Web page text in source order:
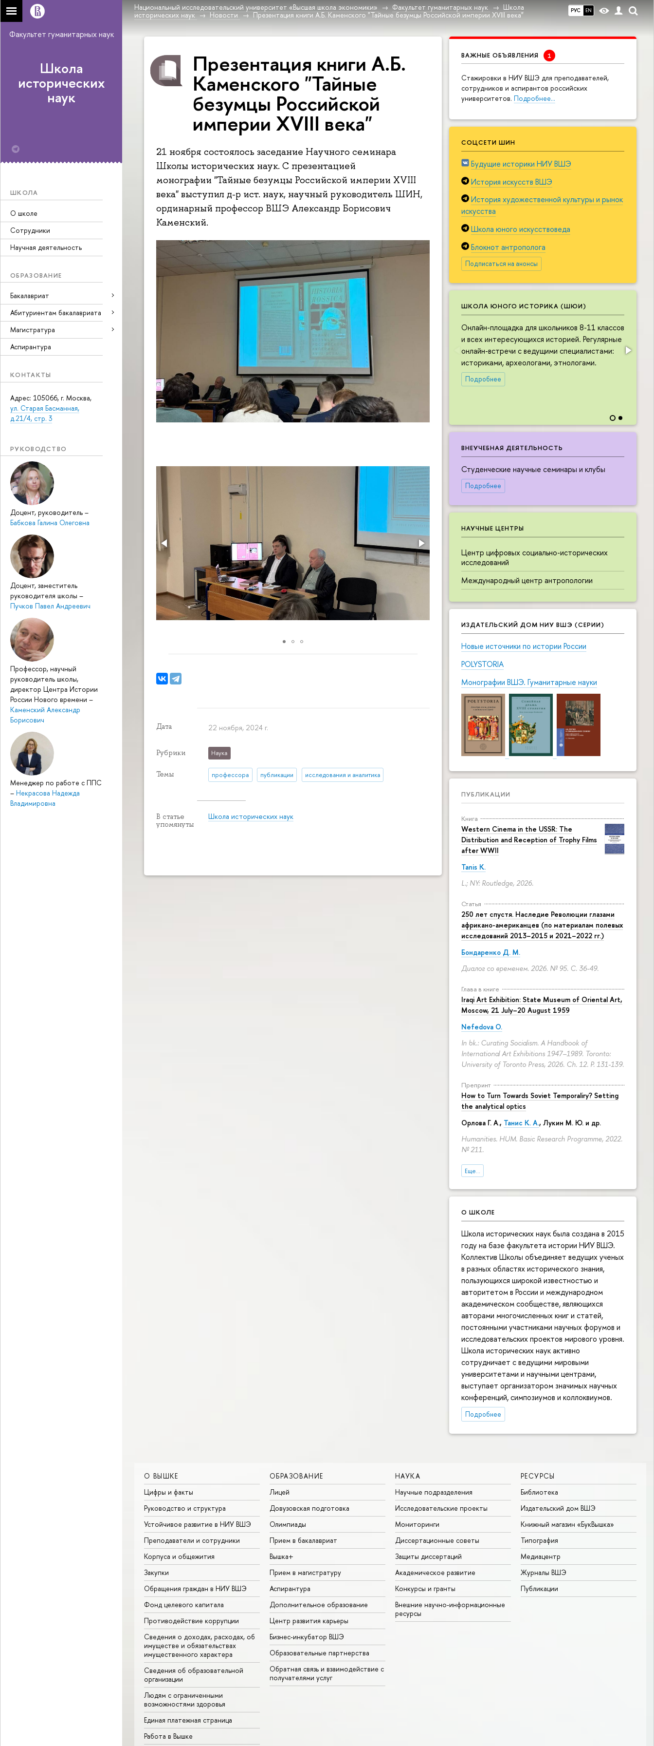
РУС EN
Национальный исследовательский университет «Высшая школа экономики» Факультет гуманитарных наук
Школа
исторических наук
Новости Презентация книги А.Б. Каменского "Тайные безумцы Российской империи XVIII века"
Факультет гуманитарных наук
Школа
исторических
наук
ШКОЛА
О школе
Сотрудники
Научная деятельность
ОБРАЗОВАНИЕ
Бакалавриат
Абитуриентам бакалавриата
Магистратура
Аспирантура
КОНТАКТЫ
Адрес: 105066, г. Москва,
ул. Старая Басманная,
д.21/4, стр. 3
РУКОВОДСТВО
Доцент, руководитель –
Бабкова Галина Олеговна
Доцент, заместитель
руководителя школы –
Пучков Павел Андреевич
Профессор, научный
руководитель школы,
директор Центра Истории
России Нового времени –
Каменский Александр
Борисович
Менеджер по работе с ППС
– Некрасова Надежда
Владимировна
ВАЖНЫЕ ОБЪЯВЛЕНИЯ
Cтажировки в НИУ ВШЭ для преподавателей,
сотрудников и аспирантов российских
университетов. Подробнее…
СОЦСЕТИ ШИН
Будущие историки НИУ ВШЭ
История искусств ВШЭ
История художественной культуры и рынок
искусства
Школа юного искусствоведа
Блокнот антрополога
Подписаться на анонсы
ШКОЛА ЮНОГО ИСТОРИКА (ШЮИ)
Онлайн-площадка для школьников 8-11 классов
и всех интересующихся историей. Регулярные
онлайн-встречи с ведущими специалистами:
историками, археологами, этнологами.
Подробнее
ВНЕУЧЕБНАЯ ДЕЯТЕЛЬНОСТЬ
Студенческие научные семинары и клубы
Подробнее
НАУЧНЫЕ ЦЕНТРЫ
Центр цифровых социально-исторических
исследований
Международный центр антропологии
ИЗДАТЕЛЬСКИЙ ДОМ НИУ ВШЭ (СЕРИИ)
Новые источники по истории России
POLYSTORIA
Монографии ВШЭ. Гуманитарные науки
ПУБЛИКАЦИИ
Книга
Western Cinema in the USSR: The
Distribution and Reception of Trophy Films
after WWII
Tanis K.
L.; NY: Routledge, 2026.
Статья
250 лет спустя. Наследие Революции глазами
африкано-американцев (по материалам полевых
исследований 2013–2015 и 2021–2022 гг.)
Бондаренко Д. М.
Диалог со временем. 2026. № 95. С. 36-49.
Глава в книге
Iraqi Art Exhibition: State Museum of Oriental Art,
Moscow, 21 July–20 August 1959
Nefedova O.
In bk.: Curating Socialism. A Handbook of
International Art Exhibitions 1947–1989. Toronto:
University of Toronto Press, 2026. Ch. 12. P. 131-139.
Препринт
How to Turn Towards Soviet Temporaliry? Setting
the analytical optics
Орлова Г. А., Танис К. А., Лукин М. Ю. и др.
Humanities. HUM. Basic Research Programme, 2022.
№ 211.
Еще...
О ШКОЛЕ
Школа исторических наук была создана в 2015
году на базе факультета истории НИУ ВШЭ.
Коллектив Школы объединяет ведущих ученых
в разных областях исторического знания,
пользующихся широкой известностью и
авторитетом в России и международном
академическом сообществе, являющихся
авторами многочисленных книг и статей,
постоянными участниками научных форумов и
исследовательских проектов мирового уровня.
Школа исторических наук активно
сотрудничает с ведущими мировыми
университетами и научными центрами,
выступает организатором значимых научных
конференций, симпозиумов и коллоквиумов.
Подробнее
Презентация книги А.Б.
Каменского "Тайные
безумцы Российской
империи XVIII века"
21 ноября состоялось заседание Научного семинара
Школы исторических наук. С презентацией
монографии "Тайные безумцы Российской империи XVIII
века" выступил д-р ист. наук, научный руководитель ШИН,
ординарный профессор ВШЭ Александр Борисович
Каменский.
Дата 22 ноября, 2024 г.
Рубрики Наука
Темы профессора публикации исследования и аналитика
В статье
упомянуты
Школа исторических наук
О ВЫШКЕ
Цифры и факты
Руководство и структура
Устойчивое развитие в НИУ ВШЭ
Преподаватели и сотрудники
Корпуса и общежития
Закупки
Обращения граждан в НИУ ВШЭ
Фонд целевого капитала
Противодействие коррупции
Сведения о доходах, расходах, об
имуществе и обязательствах
имущественного характера
Сведения об образовательной
организации
Людям с ограниченными
возможностями здоровья
Единая платежная страница
Работа в Вышке
ОБРАЗОВАНИЕ
Лицей
Довузовская подготовка
Олимпиады
Прием в бакалавриат
Вышка+
Прием в магистратуру
Аспирантура
Дополнительное образование
Центр развития карьеры
Бизнес-инкубатор ВШЭ
Образовательные партнерства
Обратная связь и взаимодействие с
получателями услуг
НАУКА
Научные подразделения
Исследовательские проекты
Мониторинги
Диссертационные советы
Защиты диссертаций
Академическое развитие
Конкурсы и гранты
Внешние научно-информационные
ресурсы
РЕСУРСЫ
Библиотека
Издательский дом ВШЭ
Книжный магазин «БукВышка»
Типография
Медиацентр
Журналы ВШЭ
Публикации